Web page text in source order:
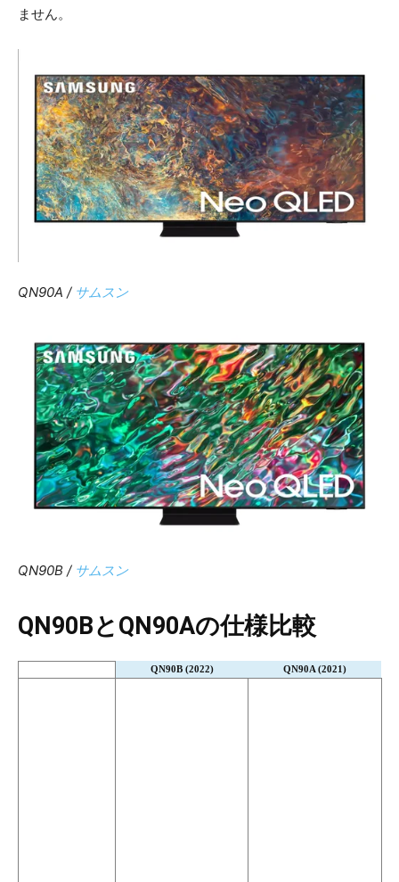
ません。
QN90A / サムスン
QN90B / サムスン
QN90BとQN90Aの仕様比較
QN90B (2022) QN90A (2021)